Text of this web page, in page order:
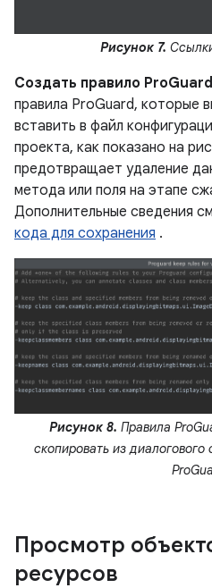
Рисунок 7.
Создать правило
правила ProGuard, которые
вставить в файл
проекта, как показано на
предотвращает удаление
метода или поля на этапе
Дополнительные сведения
кода для сохранения .
Рисунок 8. Правила
скопировать из
Просмотр
ресурсов